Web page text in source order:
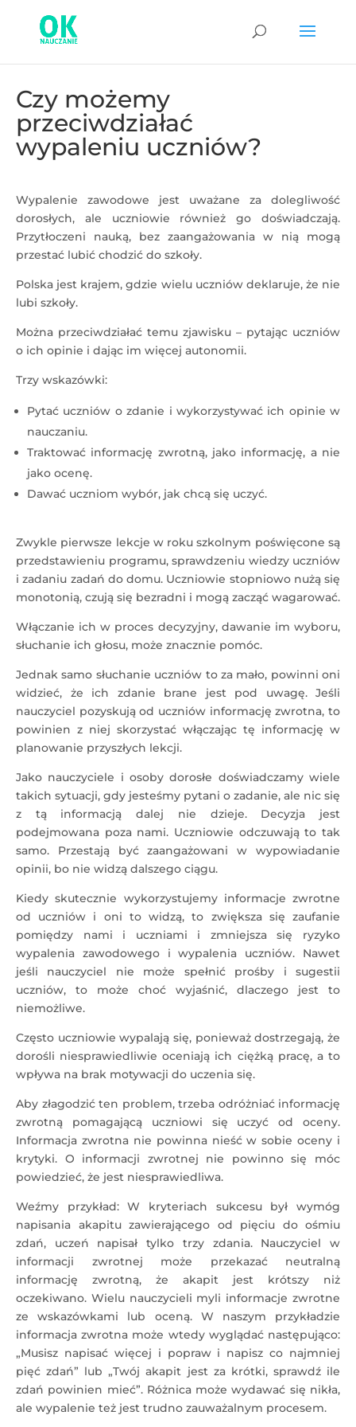
Czy możemy
przeciwdziałać
wypaleniu uczniów?
Wypalenie zawodowe jest uważane za dolegliwość
dorosłych, ale uczniowie również go doświadczają.
Przytłoczeni nauką, bez zaangażowania w nią mogą
przestać lubić chodzić do szkoły.
Polska jest krajem, gdzie wielu uczniów deklaruje, że nie
lubi szkoły.
Można przeciwdziałać temu zjawisku – pytając uczniów
o ich opinie i dając im więcej autonomii.
Trzy wskazówki:
Pytać uczniów o zdanie i wykorzystywać ich opinie w
nauczaniu.
Traktować informację zwrotną, jako informację, a nie
jako ocenę.
Dawać uczniom wybór, jak chcą się uczyć.
Zwykle pierwsze lekcje w roku szkolnym poświęcone są
przedstawieniu programu, sprawdzeniu wiedzy uczniów
i zadaniu zadań do domu. Uczniowie stopniowo nużą się
monotonią, czują się bezradni i mogą zacząć wagarować.
Włączanie ich w proces decyzyjny, dawanie im wyboru,
słuchanie ich głosu, może znacznie pomóc.
Jednak samo słuchanie uczniów to za mało, powinni oni
widzieć, że ich zdanie brane jest pod uwagę. Jeśli
nauczyciel pozyskują od uczniów informację zwrotna, to
powinien z niej skorzystać włączając tę informację w
planowanie przyszłych lekcji.
Jako nauczyciele i osoby dorosłe doświadczamy wiele
takich sytuacji, gdy jesteśmy pytani o zadanie, ale nic się
z tą informacją dalej nie dzieje. Decyzja jest
podejmowana poza nami. Uczniowie odczuwają to tak
samo. Przestają być zaangażowani w wypowiadanie
opinii, bo nie widzą dalszego ciągu.
Kiedy skutecznie wykorzystujemy informacje zwrotne
od uczniów i oni to widzą, to zwiększa się zaufanie
pomiędzy nami i uczniami i zmniejsza się ryzyko
wypalenia zawodowego i wypalenia uczniów. Nawet
jeśli nauczyciel nie może spełnić prośby i sugestii
uczniów, to może choć wyjaśnić, dlaczego jest to
niemożliwe.
Często uczniowie wypalają się, ponieważ dostrzegają, że
dorośli niesprawiedliwie oceniają ich ciężką pracę, a to
wpływa na brak motywacji do uczenia się.
Aby złagodzić ten problem, trzeba odróżniać informację
zwrotną pomagającą uczniowi się uczyć od oceny.
Informacja zwrotna nie powinna nieść w sobie oceny i
krytyki. O informacji zwrotnej nie powinno się móc
powiedzieć, że jest niesprawiedliwa.
Weźmy przykład: W kryteriach sukcesu był wymóg
napisania akapitu zawierającego od pięciu do ośmiu
zdań, uczeń napisał tylko trzy zdania. Nauczyciel w
informacji zwrotnej może przekazać neutralną
informację zwrotną, że akapit jest krótszy niż
oczekiwano. Wielu nauczycieli myli informacje zwrotne
ze wskazówkami lub oceną. W naszym przykładzie
informacja zwrotna może wtedy wyglądać następująco:
„Musisz napisać więcej i popraw i napisz co najmniej
pięć zdań” lub „Twój akapit jest za krótki, sprawdź ile
zdań powinien mieć”. Różnica może wydawać się nikła,
ale wypalenie też jest trudno zauważalnym procesem.